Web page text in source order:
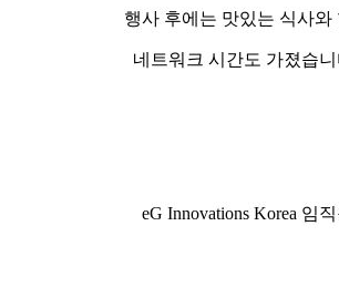
행사 후에는 맛있는 식사와
네트워크 시간도 가졌습
eG Innovations Korea 임직